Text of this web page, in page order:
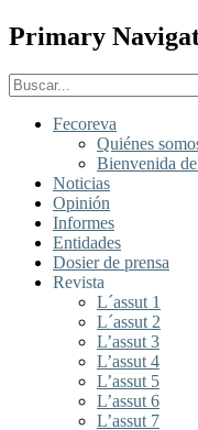
Primary
Fecoreva
Quiénes
Bienvenida
Noticias
Opinión
Informes
Entidades
Dosier de prensa
Revista
L´assut 1
L´assut 2
L’assut 3
L’assut 4
L’assut 5
L’assut 6
L’assut 7